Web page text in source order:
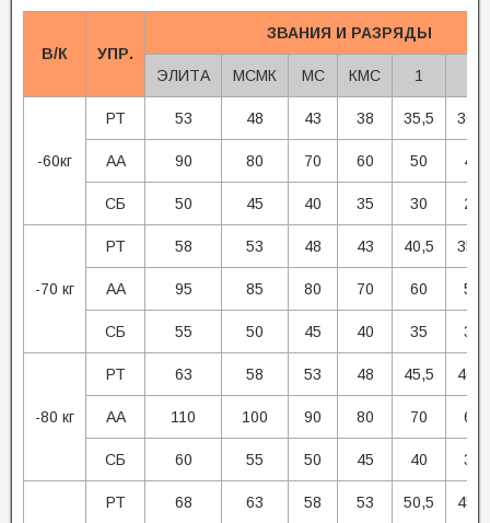
В/К УПР.
ЗВАНИЯ И РАЗРЯДЫ
ЭЛИТА МСМК МС КМС 1
-60кг
РТ 53 48 43 38 35,5 30,5
АА 90 80 70 60 50 45
СБ 50 45 40 35 30 25
-70 кг
РТ 58 53 48 43 40,5 35,5
АА 95 85 80 70 60 55
СБ 55 50 45 40 35 30
-80 кг
РТ 63 58 53 48 45,5 40,5
АА 110 100 90 80 70 60
СБ 60 55 50 45 40 35
РТ 68 63 58 53 50,5 45,5